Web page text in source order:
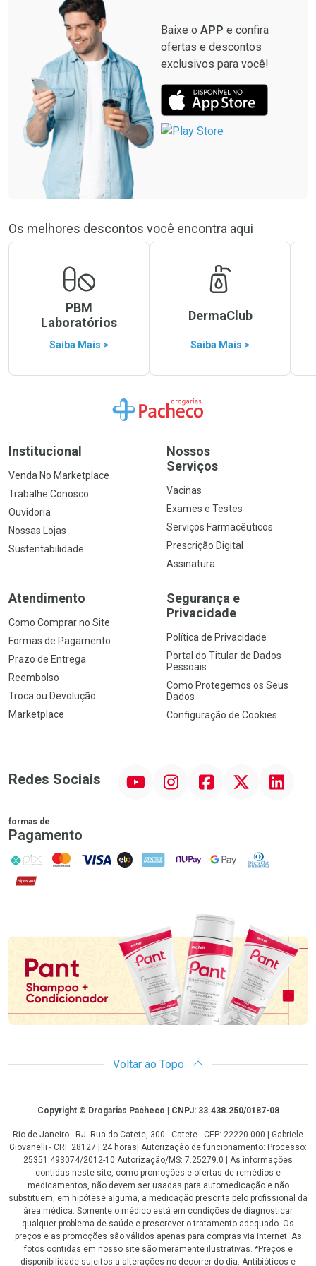
Baixe o APP e confira
ofertas e descontos
exclusivos para você!
Os melhores descontos você encontra aqui
PBM
Laboratórios
Saiba Mais >
DermaClub
Saiba Mais >
Ir para a Home
Institucional
Venda No Marketplace
Trabalhe Conosco
Ouvidoria
Nossas Lojas
Sustentabilidade
Nossos
Serviços
Vacinas
Exames e Testes
Serviços Farmacêuticos
Prescrição Digital
Assinatura
Atendimento
Como Comprar no Site
Formas de Pagamento
Prazo de Entrega
Reembolso
Troca ou Devolução
Marketplace
Segurança e
Privacidade
Política de Privacidade
Portal do Titular de Dados
Pessoais
Como Protegemos os Seus
Dados
Configuração de Cookies
Redes Sociais InstagramFacebook Linkedin
formas de
Pagamento
PIX MasterCard
VISA ELO AMEX NuPay Google PayDiners Club
Hipercard
Promoção em Destaque
Voltar ao Topo
CopyrightCopyright © Drogarias Pacheco | CNPJ: 33.438.250/0187-08
Rio de Janeiro - RJ: Rua do Catete, 300 - Catete - CEP: 22220-000 | Gabriele
Giovanelli - CRF 28127 | 24 horas| Autorização de funcionamento: Processo:
25351.493074/2012-10 Autorização/MS: 7.25279.0 | As informações
contidas neste site, como promoções e ofertas de remédios e
medicamentos, não devem ser usadas para automedicação e não
substituem, em hipótese alguma, a medicação prescrita pelo profissional da
área médica. Somente o médico está em condições de diagnosticar
qualquer problema de saúde e prescrever o tratamento adequado. Os
preços e as promoções são válidos apenas para compras via internet. As
fotos contidas em nosso site são meramente ilustrativas. *Preços e
disponibilidade sujeitos a alterações no decorrer do dia. Antibióticos e